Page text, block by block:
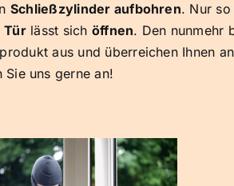
Schließzylinder aufbohren. Nur
Türlässt sich öffnen. Den nunmehr
aus und überreichen Ihnen
Sie uns gerne an!